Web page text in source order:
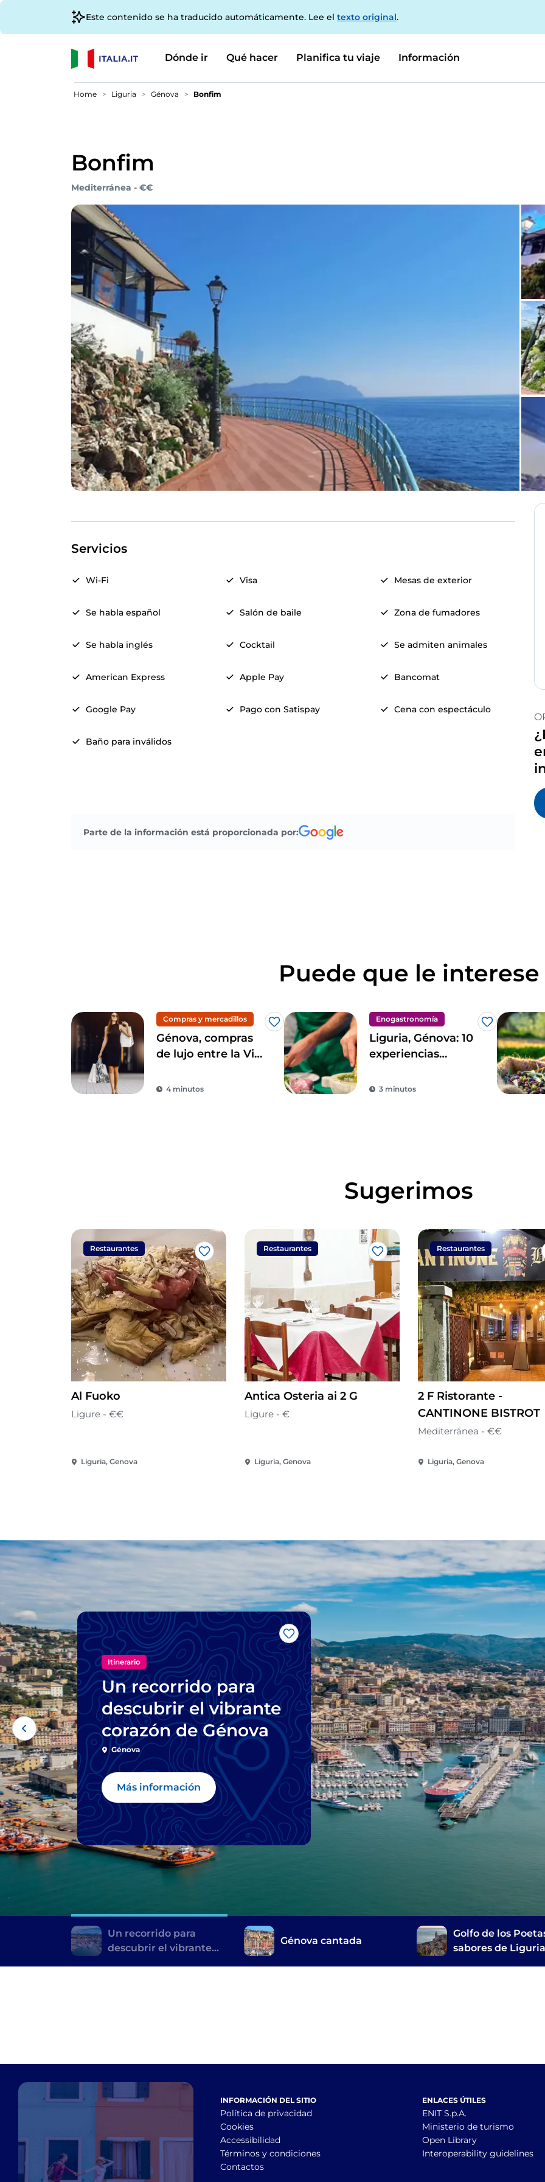
Este contenido se ha traducido automáticamente. Lee el texto original.
Dónde ir Qué hacer Planifica tu viaje Información
Home Liguria Génova Bonfim
Bonfim
Mediterránea - €€
Servicios
Wi-Fi Visa Mesas de exterior
Se habla español Salón de baile Zona de fumadores
Se habla inglés Cocktail Se admiten animales
American Express Apple Pay Bancomat
Google Pay Pago con Satispay Cena con espectáculo
Baño para inválidos
Parte de la información está proporcionada por:
Puede que le interese
Compras y mercadillos
Me gusta
Génova, compras
de lujo entre la Via
Mazzini
4 minutos
Enogastronomía
Me gusta
Liguria, Génova: 10
experiencias
la antigua
3 minutos
Sugerimos
Restaurantes
Me gusta
Al Fuoko
Ligure - €€
Liguria, Genova
Restaurantes
Me gusta
Antica Osteria ai 2 G
Ligure - €
Liguria, Genova
Restaurantes
2 F Ristorante -
CANTINONE BISTROT
Mediterránea - €€
Liguria, Genova
Me gusta
Itinerario
Un recorrido para
descubrir el vibrante
corazón de Génova
Génova
Más información
Un recorrido para
descubrir el vibrante
Génova cantada
Golfo de los
sabores de
INFORMACIÓN DEL SITIO
Política de privacidad
Cookies
Accessibilidad
Términos y condiciones
Contactos
ENLACES ÚTILES
ENIT S.p.A.
Ministerio de turismo
Open Library
Interoperability guidelines